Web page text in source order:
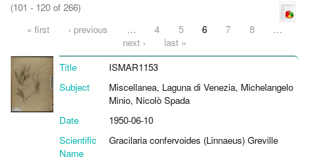
(101 - 120 of 266)
Pages
« first ‹ previous … 4 5 6 7 8
…
next ›
last »
Title
ISMAR1153
Subject
Miscellanea, Laguna di Venezia, Michelangelo
Minio, Nicolò Spada
Date
1950-06-10
Scientific
Name
Gracilaria confervoides (Linnaeus) Greville